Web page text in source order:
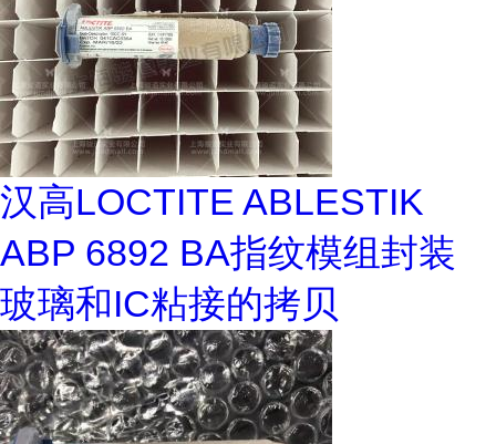
汉高LOCTITE ABLESTIK
ABP 6892 BA指纹模组封装
玻璃和IC粘接的拷贝